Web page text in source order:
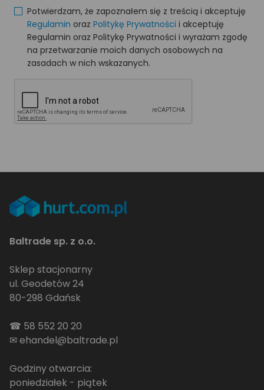
Potwierdzam, że zapoznałem się z treścią i akceptuję
Regulamin oraz Politykę Prywatności i akceptuję
Regulamin oraz Politykę Prywatności i wyrażam zgodę
na przetwarzanie moich danych osobowych na
zasadach w nich wskazanych.
Baltrade sp. z o.o.
Sklep stacjonarny
ul. Geodetów 24
80-298 Gdańsk
☎ 58 552 20 20
✉ehandel@baltrade.pl
Godziny otwarcia:
poniedziałek - piątek